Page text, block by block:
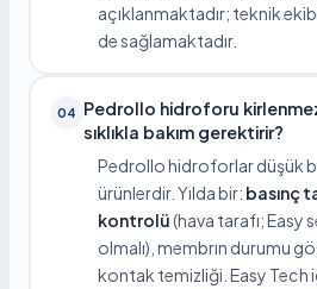
açıklanmaktadır; teknik
de sağlamaktadır.
04
Pedrollo hidroforu
sıklıkla bakım gerektirir?
Pedrollo hidroforlar düşük
ürünlerdir. Yılda bir: basınç
kontrolü(hava tarafı; Easy
olmalı), membrın durumu
kontak temizliği. Easy Tech